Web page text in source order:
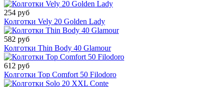
254 руб
Колготки Vely 20 Golden Lady
582 руб
Колготки Thin Body 40 Glamour
612 руб
Колготки Top Comfort 50 Filodoro